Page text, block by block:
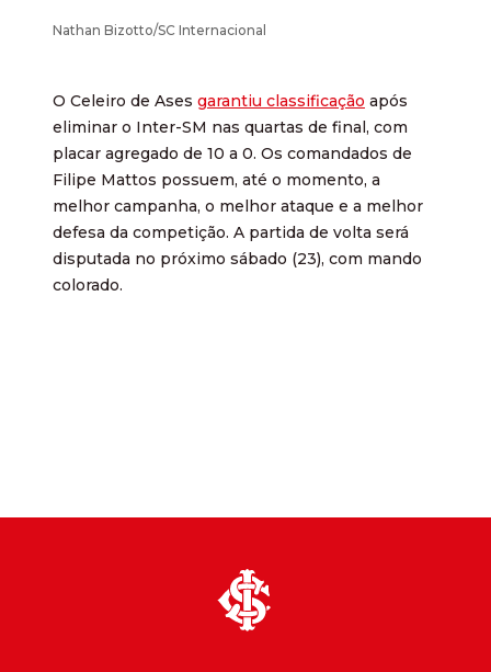
Nathan Bizotto/SC Internacional
O Celeiro de Ases garantiu classificação após
eliminar o Inter-SM nas quartas de final, com
placar agregado de 10 a 0. Os comandados de
Filipe Mattos possuem, até o momento, a
melhor campanha, o melhor ataque e a melhor
defesa da competição. A partida de volta será
disputada no próximo sábado (23), com mando
colorado.